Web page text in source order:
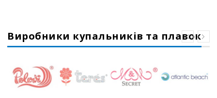
Виробники купальників та плавок